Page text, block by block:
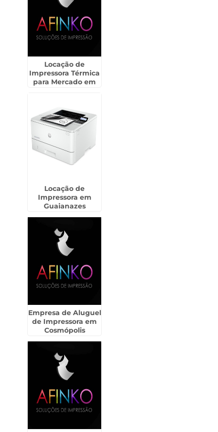
Locação de
Impressora Térmica
para Mercado em
Locação de
Impressora em
Guaianazes
Empresa de Aluguel
de Impressora em
Cosmópolis